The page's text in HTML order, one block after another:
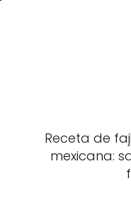
Receta de
mexicana: